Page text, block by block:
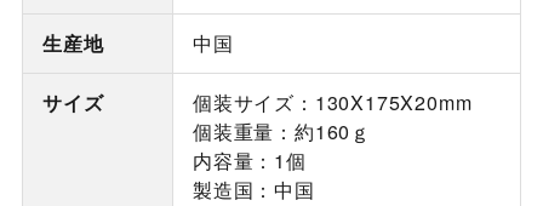
生産地 中国
サイズ
個装サイズ：130X175X20mm
個装重量：約160ｇ
内容量：1個
製造国：中国